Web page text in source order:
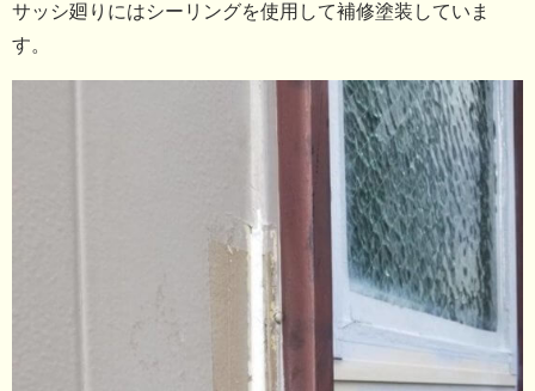
サッシ廻りにはシーリングを使用して補修塗装していま
す。